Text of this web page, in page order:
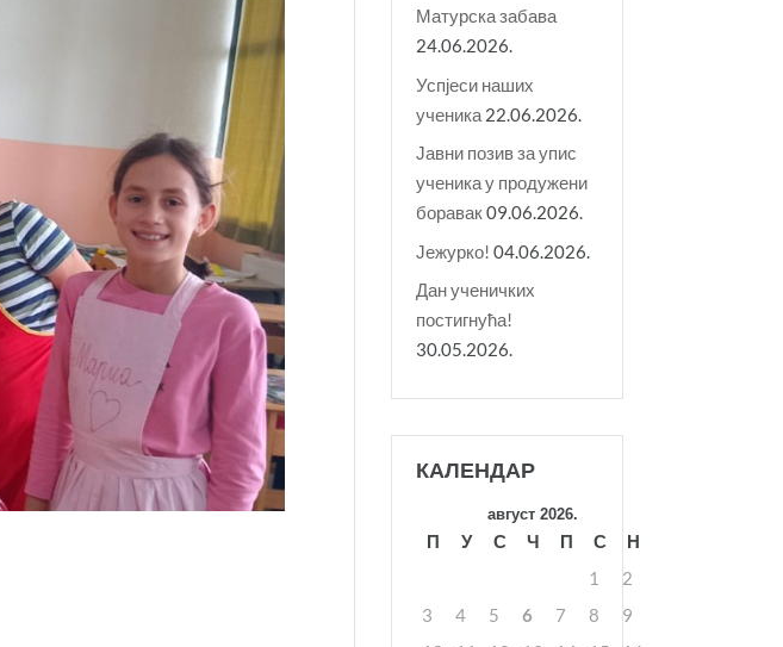
Матурска забава
24.06.2026.
Успјеси наших
ученика 22.06.2026.
Јавни позив за упис
ученика у продужени
боравак09.06.2026.
Јежурко! 04.06.2026.
Дан ученичких
постигнућа!
30.05.2026.
КАЛЕНДАР
август 2026.
П У С Ч П С
Н
1
2
3
4 5 6 7 8
9